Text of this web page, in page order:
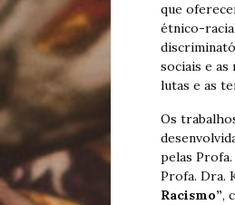
que
étnico-
sociais e
lutas e as
Os
pelas
Profa. Dra.
Racismo”,